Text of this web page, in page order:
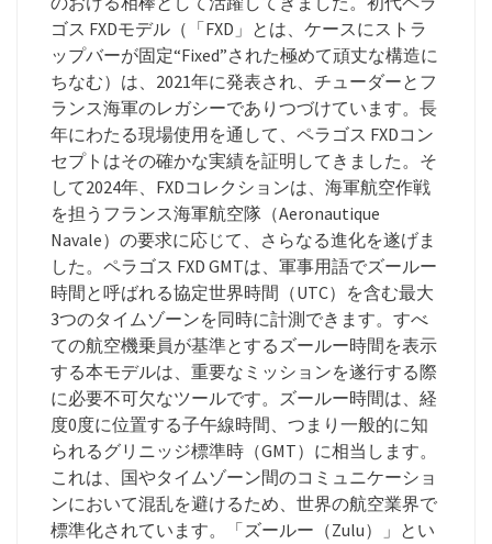
ゴス FXDモデル（「FXD」とは、ケースにストラ
ップバーが固定“Fixed”された極めて頑丈な構造に
ちなむ）は、2021年に発表され、チューダーとフ
ランス海軍のレガシーでありつづけています。長
年にわたる現場使用を通して、ペラゴス FXDコン
セプトはその確かな実績を証明してきました。そ
して2024年、FXDコレクションは、海軍航空作戦
を担うフランス海軍航空隊（Aeronautique
Navale）の要求に応じて、さらなる進化を遂げま
した。ペラゴス FXD GMTは、軍事用語でズールー
時間と呼ばれる協定世界時間（UTC）を含む最大
3つのタイムゾーンを同時に計測できます。すべ
ての航空機乗員が基準とするズールー時間を表示
する本モデルは、重要なミッションを遂行する際
に必要不可欠なツールです。ズールー時間は、経
度0度に位置する子午線時間、つまり一般的に知
られるグリニッジ標準時（GMT）に相当します。
これは、国やタイムゾーン間のコミュニケーショ
ンにおいて混乱を避けるため、世界の航空業界で
標準化されています。「ズールー（Zulu）」とい